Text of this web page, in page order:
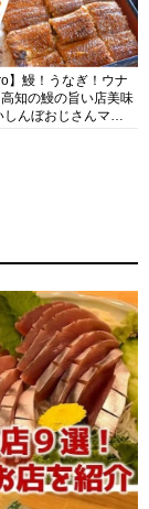
】鰻！うなぎ！ウナ
知の鰻の旨い店美味
しんぼおじさんマッ